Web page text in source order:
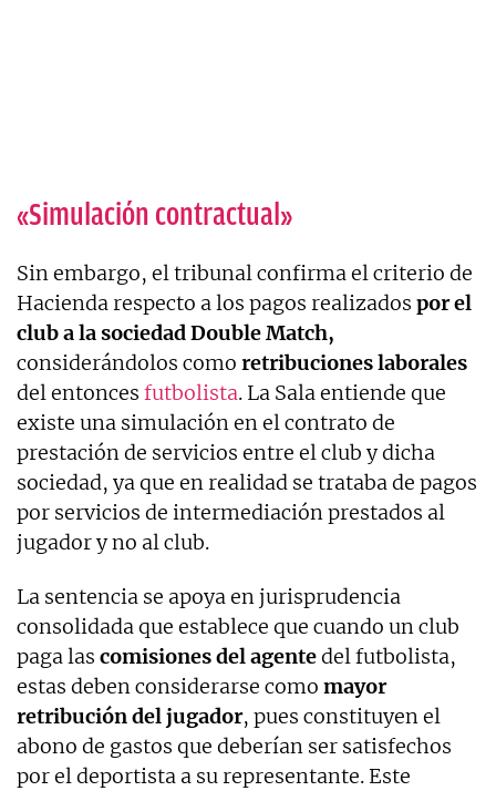
«Simulación contractual»
Sin embargo, el tribunal confirma el criterio de
Hacienda respecto a los pagos realizados por el
club a la sociedad Double Match,
considerándolos como retribuciones laborales
del entonces futbolista. La Sala entiende que
existe una simulación en el contrato de
prestación de servicios entre el club y dicha
sociedad, ya que en realidad se trataba de pagos
por servicios de intermediación prestados al
jugador y no al club.
La sentencia se apoya en jurisprudencia
consolidada que establece que cuando un club
paga las comisiones del agentedel futbolista,
estas deben considerarse como mayor
retribución del jugador, pues constituyen el
abono de gastos que deberían ser satisfechos
por el deportista a su representante. Este